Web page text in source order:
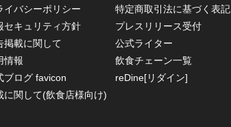
イバシーポリシー
特定商取引法に基づく表記
セキュリティ方針
プレスリリース受付
掲載に関して
公式ライター
情報
飲食チェーン一覧
ブログ favicon
reDine[リダイン]
に関して(飲食店様向け)